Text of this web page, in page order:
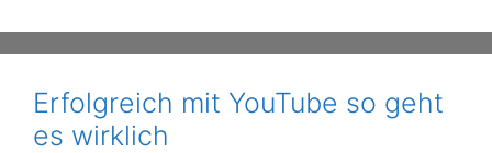
Erfolgreich mit YouTube so geht
es wirklich